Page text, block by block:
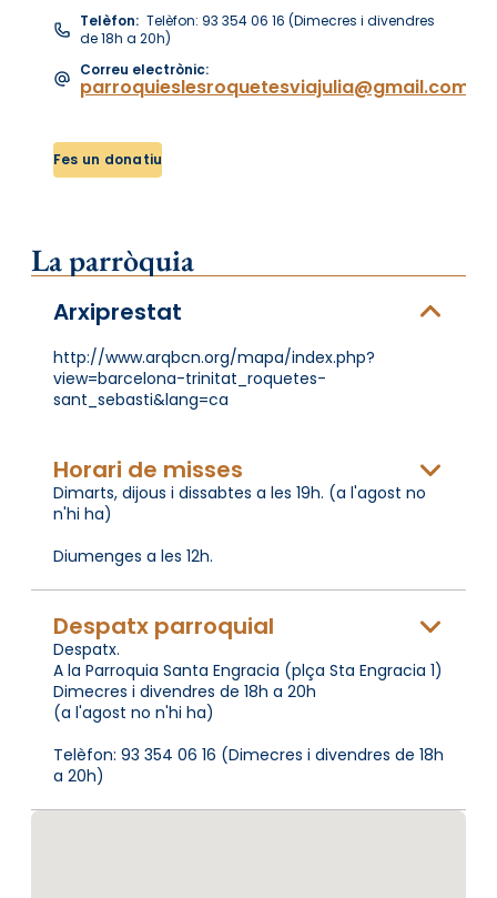
Telèfon: Telèfon: 93 354 06 16 (Dimecres i divendres
de 18h a 20h)
Correu electrònic:
parroquieslesroquetesviajulia@gmail.com
Fes un donatiu
La parròquia
Arxiprestat
http://www.arqbcn.org/mapa/index.php?
view=barcelona-trinitat_roquetes-
sant_sebasti&lang=ca
Horari de misses
Dimarts, dijous i dissabtes a les 19h. (a l'agost no
n'hi ha)
Diumenges a les 12h.
Despatx parroquial
Despatx.
A la Parroquia Santa Engracia (plça Sta Engracia 1)
Dimecres i divendres de 18h a 20h
(a l'agost no n'hi ha)
Telèfon: 93 354 06 16 (Dimecres i divendres de 18h
a 20h)